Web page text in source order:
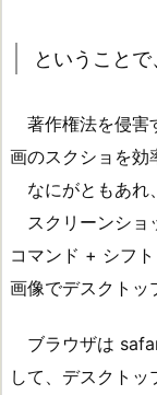
ということ
著作権法を侵害
画のスクショを効
なにがともあれ
スクリーンショ
コマンド + シフ
画像でデスクトッ
ブラウザは
して、デスクト